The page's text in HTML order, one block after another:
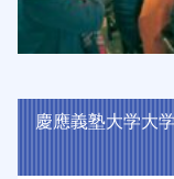
慶應義塾大学大